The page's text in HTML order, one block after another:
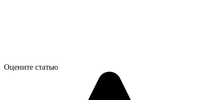
Оцените статью